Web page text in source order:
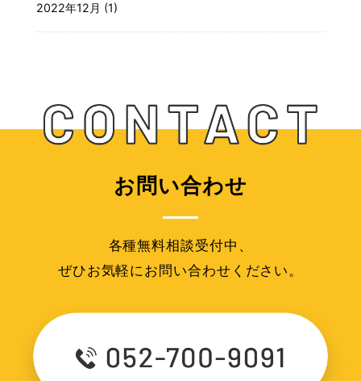
2022年12月 (1)
お問い合わせ
各種無料相談受付中、
ぜひお気軽にお問い合わせください。